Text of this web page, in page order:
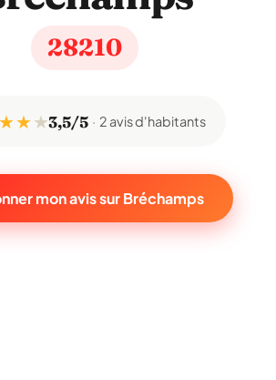
28210
★★3,5/5 2 avis d'habitants
mon avis sur Bréchamps